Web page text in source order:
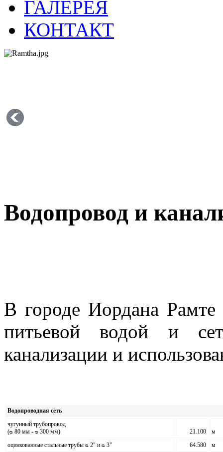
ГАЛЕРЕЯ
КОНТАКТ
Водопровод и
В городе Иордана Рамте
питьевой водой и
канализации и
Водопроводная сеть
чугунный трубопровод
(ᴓ 80 мм - ᴓ300мм) 21.100
м
оцинкованные стальные трубыᴓ 2" иᴓ 3" 64.580
м